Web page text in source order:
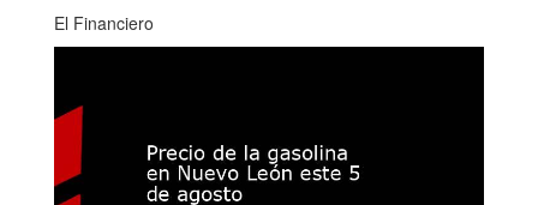
El Financiero